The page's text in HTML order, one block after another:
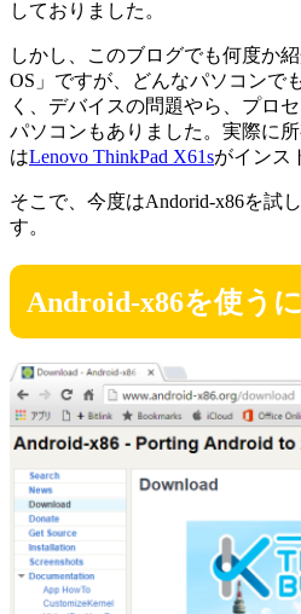
しておりました。
しかし、このブログでも何度か
OS」ですが、どんなパソコンで
く、デバイスの問題やら、プロ
パソコンもありました。実際に
はLenovo ThinkPad X61sがインス
そこで、今度はAndorid-x86を試
す。
Android-x86を使う